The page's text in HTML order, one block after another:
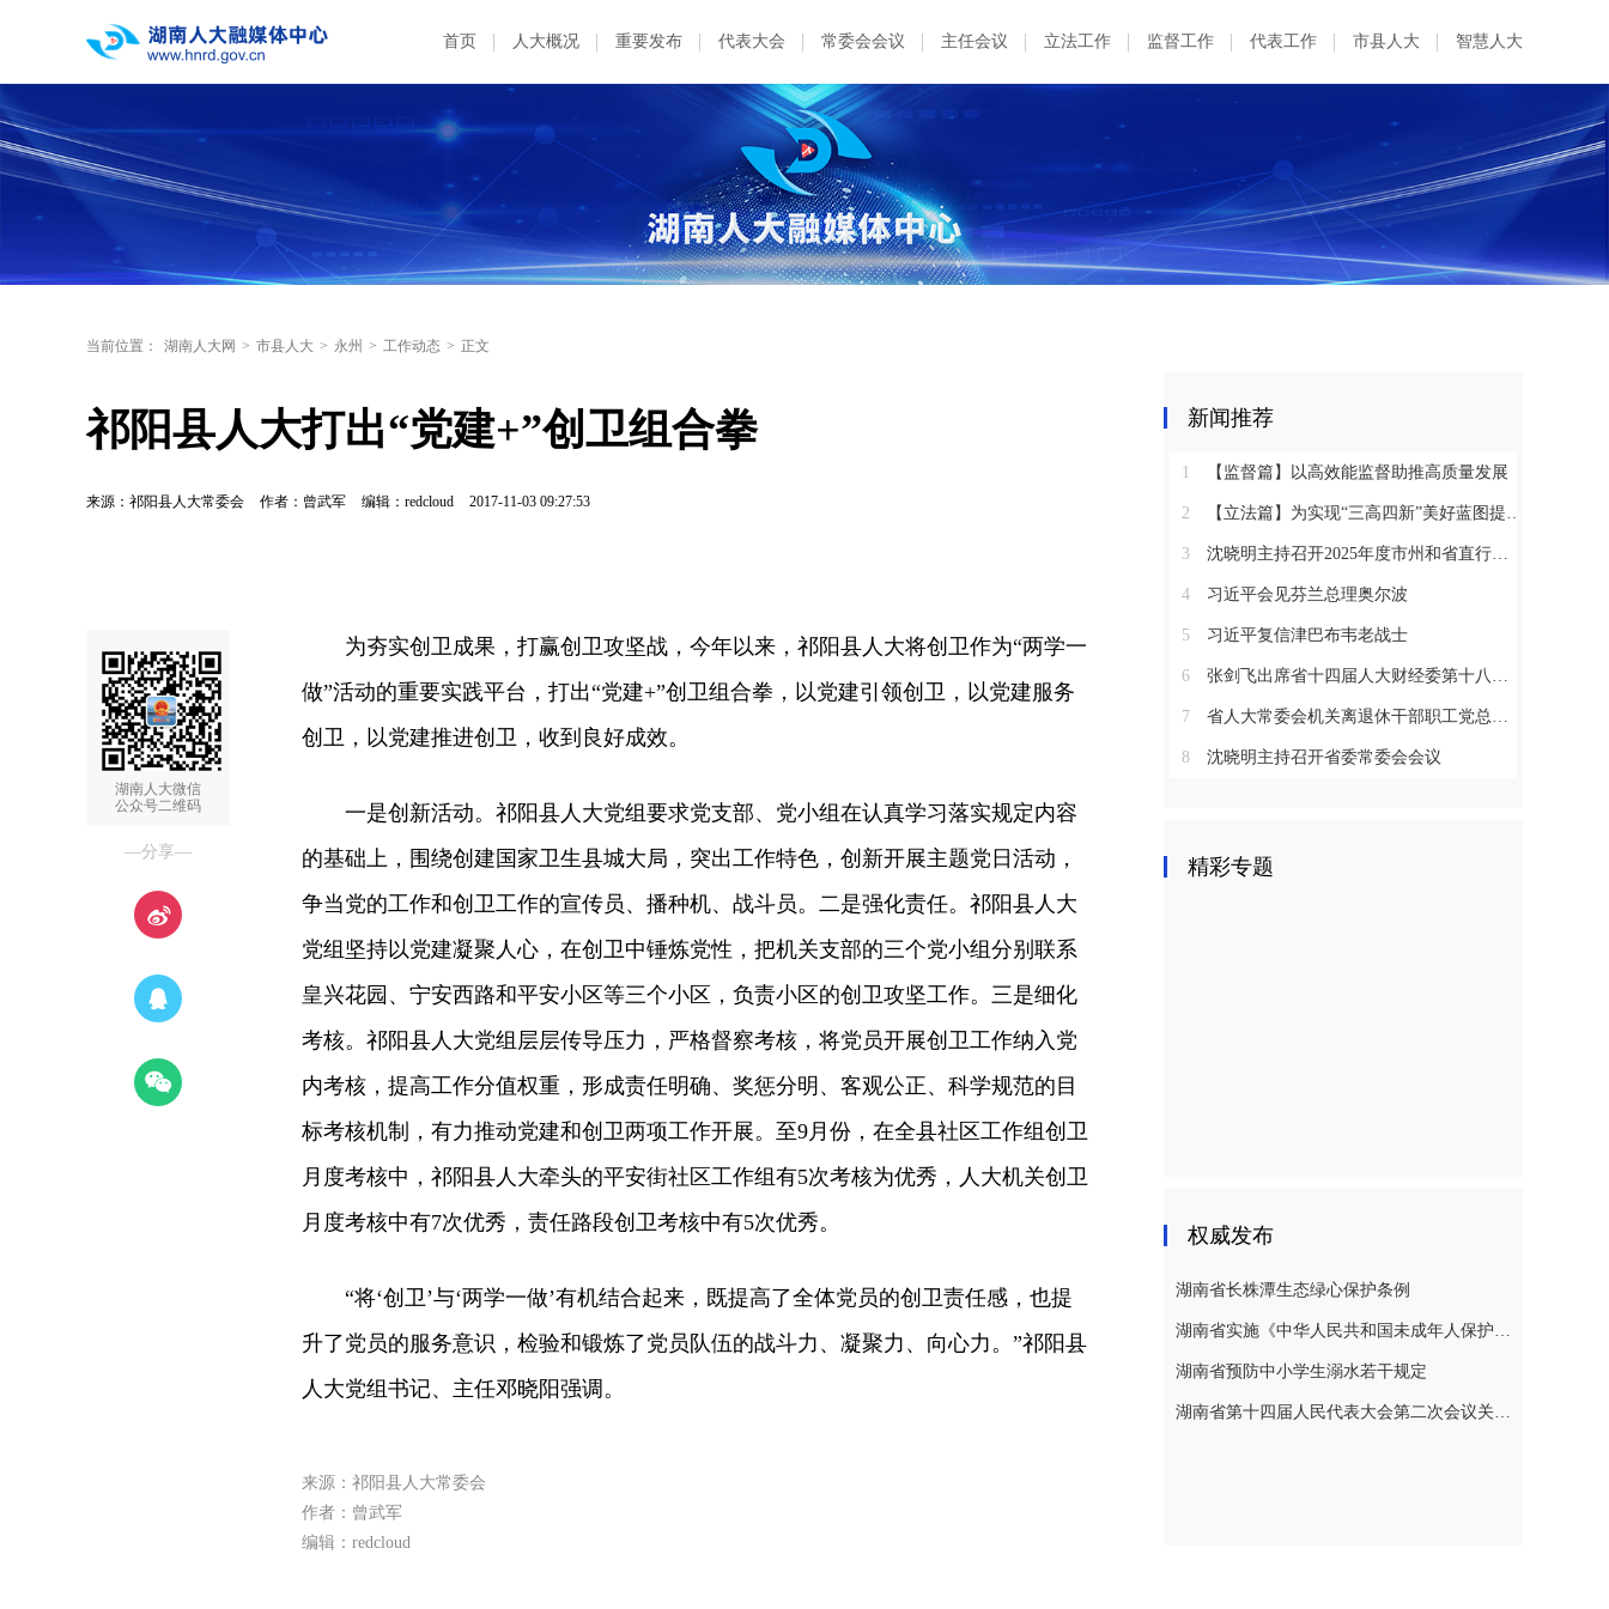
首页 人大概况 重要发布 代表大会 常委会会议 主任会议 立法工作 监督工作 代表工作 市县人大 智慧人大
当前位置： 湖南人大网 > 市县人大 > 永州 > 工作动态 > 正文
祁阳县人大打出“党建+”创卫组合拳
来源：祁阳县人大常委会 作者：曾武军 编辑：redcloud 2017-11-03 09:27:53
湖南人大微信
公众号二维码
—分享—
为夯实创卫成果，打赢创卫攻坚战，今年以来，祁阳县人大将创卫作为“两学一
做”活动的重要实践平台，打出“党建+”创卫组合拳，以党建引领创卫，以党建服务
创卫，以党建推进创卫，收到良好成效。
一是创新活动。祁阳县人大党组要求党支部、党小组在认真学习落实规定内容
的基础上，围绕创建国家卫生县城大局，突出工作特色，创新开展主题党日活动，
争当党的工作和创卫工作的宣传员、播种机、战斗员。二是强化责任。祁阳县人大
党组坚持以党建凝聚人心，在创卫中锤炼党性，把机关支部的三个党小组分别联系
皇兴花园、宁安西路和平安小区等三个小区，负责小区的创卫攻坚工作。三是细化
考核。祁阳县人大党组层层传导压力，严格督察考核，将党员开展创卫工作纳入党
内考核，提高工作分值权重，形成责任明确、奖惩分明、客观公正、科学规范的目
标考核机制，有力推动党建和创卫两项工作开展。至9月份，在全县社区工作组创卫
月度考核中，祁阳县人大牵头的平安街社区工作组有5次考核为优秀，人大机关创卫
月度考核中有7次优秀，责任路段创卫考核中有5次优秀。
“将‘创卫’与‘两学一做’有机结合起来，既提高了全体党员的创卫责任感，也提
升了党员的服务意识，检验和锻炼了党员队伍的战斗力、凝聚力、向心力。”祁阳县
人大党组书记、主任邓晓阳强调。
来源：祁阳县人大常委会
作者：曾武军
编辑：redcloud
新闻推荐
1 【监督篇】以高效能监督助推高质量发展
2 【立法篇】为实现“三高四新”美好蓝图提供坚实法治保障
3 沈晓明主持召开2025年度市州和省直行业系统党（工）委书记抓基层党建工作述职评议会议
4 习近平会见芬兰总理奥尔波
5 习近平复信津巴布韦老战士
6 张剑飞出席省十四届人大财经委第十八次全体会议
7 省人大常委会机关离退休干部职工党总支召开2025年度总结表彰大会
8 沈晓明主持召开省委常委会会议
精彩专题
权威发布
湖南省长株潭生态绿心保护条例
湖南省实施《中华人民共和国未成年人保护法》若干规定
湖南省预防中小学生溺水若干规定
湖南省第十四届人民代表大会第二次会议关于湖南省人民代表大会常务委员会工作报告的决议